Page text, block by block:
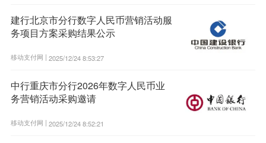
建行北京市分行数字人民币营销活动服
务项目方案采购结果公示
移动支付网 | 2025/12/24 8:53:27
中行重庆市分行2026年数字人民币业
务营销活动采购邀请
移动支付网 | 2025/12/24 8:52:21